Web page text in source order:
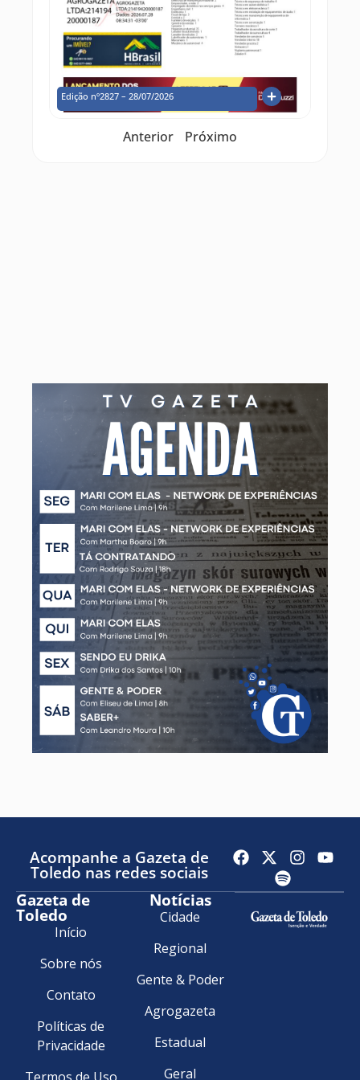
Edição nº2827 – 28/07/2026
Anterior Próximo
Acompanhe a Gazeta de
Toledo nas redes sociais
Gazeta de
Toledo
Início
Sobre nós
Contato
Políticas de
Privacidade
Termos de Uso
Notícias
Cidade
Regional
Gente & Poder
Agrogazeta
Estadual
Geral